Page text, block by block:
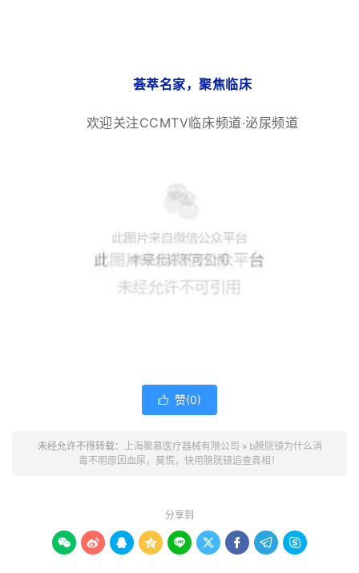
荟萃名家，聚焦临床
欢迎关注CCMTV临床频道·泌尿频道
 赞(0)
未经允许不得转载： 上海聚慕医疗器械有限公司 » b膀胱镜为什么消
毒不明原因血尿，莫慌，快用膀胱镜追查真相！
分享到
        